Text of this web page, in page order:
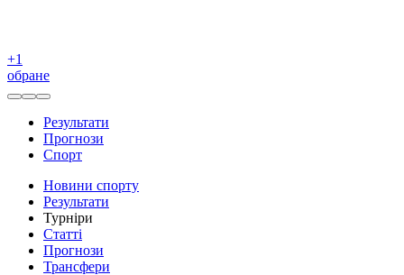
+1
обране
Результати
Прогнози
Спорт
Новини спорту
Результати
Турніри
Статті
Прогнози
Трансфери